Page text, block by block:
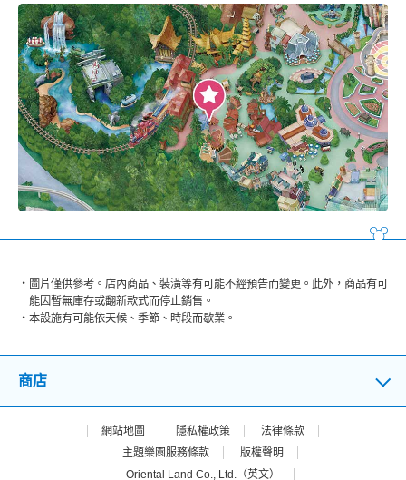
圖片僅供參考。店內商品、裝潢等有可能不經預告而變更。此外，商品有可
能因暫無庫存或翻新款式而停止銷售。
本設施有可能依天候、季節、時段而歇業。
商店
網站地圖 隱私權政策
法律條款
主題樂園服務條款
版權聲明
Oriental Land Co., Ltd.（英文）